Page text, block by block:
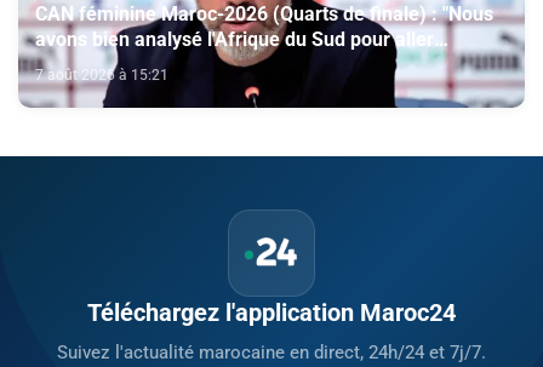
CAN féminine Maroc-2026 (Quarts de finale) : "Nous
avons bien analysé l'Afrique du Sud pour aller
chercher la victoire" (Jorge Vilda)
7 août 2026 à 15:21
Téléchargez l'application Maroc24
Suivez l'actualité marocaine en direct, 24h/24 et 7j/7.